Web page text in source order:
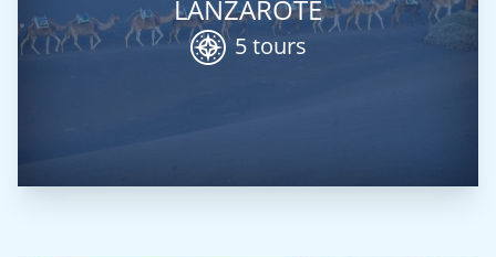
LANZAROTE
5 tours